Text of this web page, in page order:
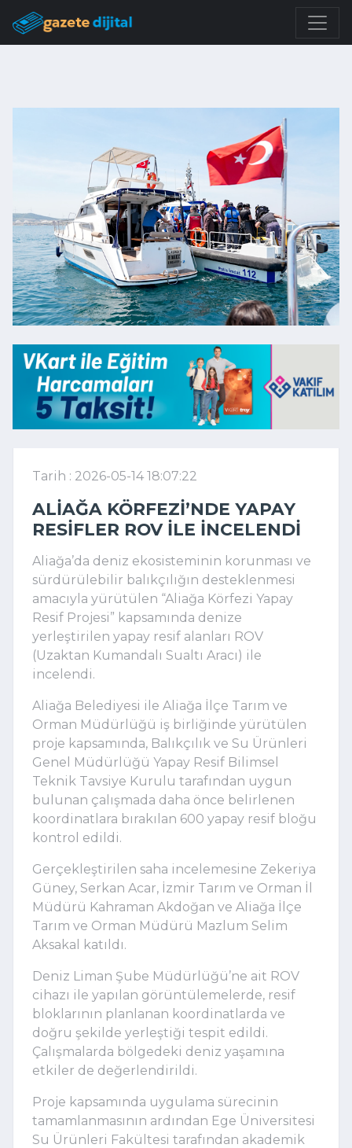
Tarih : 2026-05-14 18:07:22
ALIAĞA KÖRFEZI’NDE YAPAY
RESIFLER ROV ILE INCELENDI
Aliağa’da deniz ekosisteminin korunması ve
sürdürülebilir balıkçılığın desteklenmesi
amacıyla yürütülen “Aliağa Körfezi Yapay
Resif Projesi” kapsamında denize
yerleştirilen yapay resif alanları ROV
(Uzaktan Kumandalı Sualtı Aracı) ile
incelendi.
Aliağa Belediyesi ile Aliağa İlçe Tarım ve
Orman Müdürlüğü iş birliğinde yürütülen
proje kapsamında, Balıkçılık ve Su Ürünleri
Genel Müdürlüğü Yapay Resif Bilimsel
Teknik Tavsiye Kurulu tarafından uygun
bulunan çalışmada daha önce belirlenen
koordinatlara bırakılan 600 yapay resif bloğu
kontrol edildi.
Gerçekleştirilen saha incelemesine Zekeriya
Güney, Serkan Acar, İzmir Tarım ve Orman İl
Müdürü Kahraman Akdoğan ve Aliağa İlçe
Tarım ve Orman Müdürü Mazlum Selim
Aksakal katıldı.
Deniz Liman Şube Müdürlüğü’ne ait ROV
cihazı ile yapılan görüntülemelerde, resif
bloklarının planlanan koordinatlarda ve
doğru şekilde yerleştiği tespit edildi.
Çalışmalarda bölgedeki deniz yaşamına
etkiler de değerlendirildi.
Proje kapsamında uygulama sürecinin
tamamlanmasının ardından Ege Üniversitesi
Su Ürünleri Fakültesi tarafından akademik